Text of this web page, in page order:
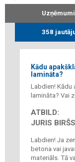
Uzņēmumi
358
Kādu
lamināta?
Labdien! Kādu
lamināta? Vai
ATBILD:
JURIS
Labdien! Ja
betona vai
materiāls. Tā